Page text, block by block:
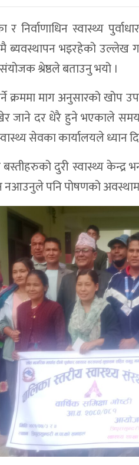
र निर्वाणाधिन स्वास्थ्य
भइरहेको उल्लेख
श्रेष्ठले बताउनु भयो ।
क्रममा माग अनुसारको खोप
जाने दर धेरै हुने भएकाले
सेवका कार्यालयले ध्यान
दुरी स्वास्थ्य
नआउनुले पनि पोषणको